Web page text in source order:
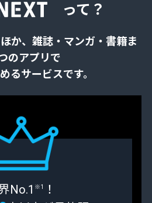
って？
か、雑誌・マンガ・書籍ま
のアプリで
るサービスです。
No.1 ※1 ！